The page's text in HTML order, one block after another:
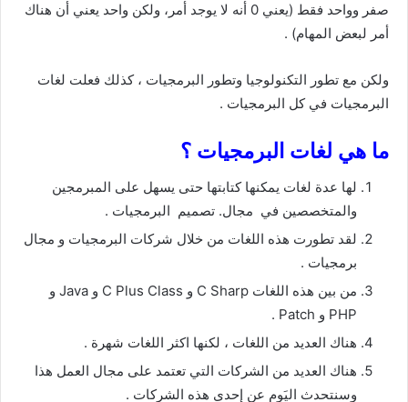
صفر وواحد فقط (يعني 0 أنه لا يوجد أمر، ولكن واحد يعني أن هناك
أمر لبعض المهام) .
ولكن مع تطور التكنولوجيا وتطور البرمجيات ، كذلك فعلت لغات
البرمجيات في كل البرمجيات .
ما هي لغات البرمجيات ؟
لها عدة لغات يمكنها كتابتها حتى يسهل على المبرمجين
والمتخصصين في مجال. تصميم البرمجيات .
لقد تطورت هذه اللغات من خلال شركات البرمجيات و مجال
برمجيات .
من بين هذه اللغات C Sharp و C Plus Class و Java و
PHP و Patch .
هناك العديد من اللغات ، لكنها اكثر اللغات شهرة .
هناك العديد من الشركات التي تعتمد على مجال العمل هذا
وسنتحدث اليَوم عن إحدى هذه الشركات .